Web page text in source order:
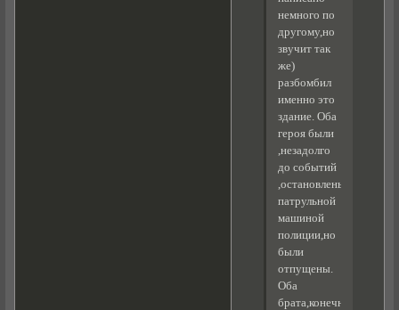
немного по
другому,но
звучит так
же)
разбомбил
именно это
здание. Оба
героя были
,незадолго
до событий
,остановлены
патрульной
машиной
полиции,но
были
отпущены.
Оба
брата,конечно